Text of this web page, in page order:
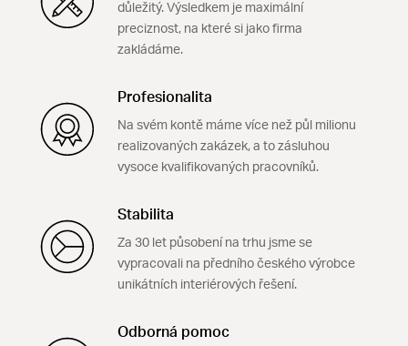
důležitý. Výsledkem je maximální
preciznost, na které si jako firma
zakládáme.
Profesionalita
Na svém kontě máme více než půl milionu
realizovaných zakázek, a to zásluhou
vysoce kvalifikovaných pracovníků.
Stabilita
Za 30 let působení na trhu jsme se
vypracovali na předního českého výrobce
unikátních interiérových řešení.
Odborná pomoc